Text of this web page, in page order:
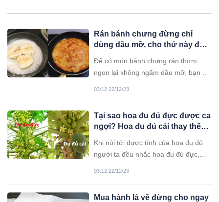
Rán bánh chưng đừng chỉ
dùng dầu mỡ, cho thứ này để
Để có món bánh chưng rán thơm
ngon lại không ngấm dầu mỡ, bạn có
03:12 22/12/23
Tại sao hoa đu đủ đực được ca
ngợi? Hoa đu đủ cái thay thế
hoa cái hoa đực
Khi nói tới dược tính của hoa đu đủ
người ta đều nhắc hoa đu đủ đực,
03:12 22/12/23
Mua hành lá về đừng cho ngay